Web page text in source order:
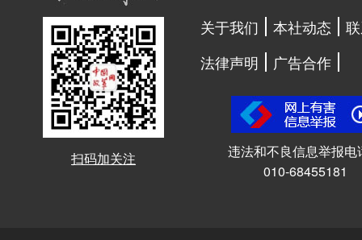
扫码加关注
关于我们 本社动态
法律声明
广告合作
违法和不良信息举报电
010-68455181